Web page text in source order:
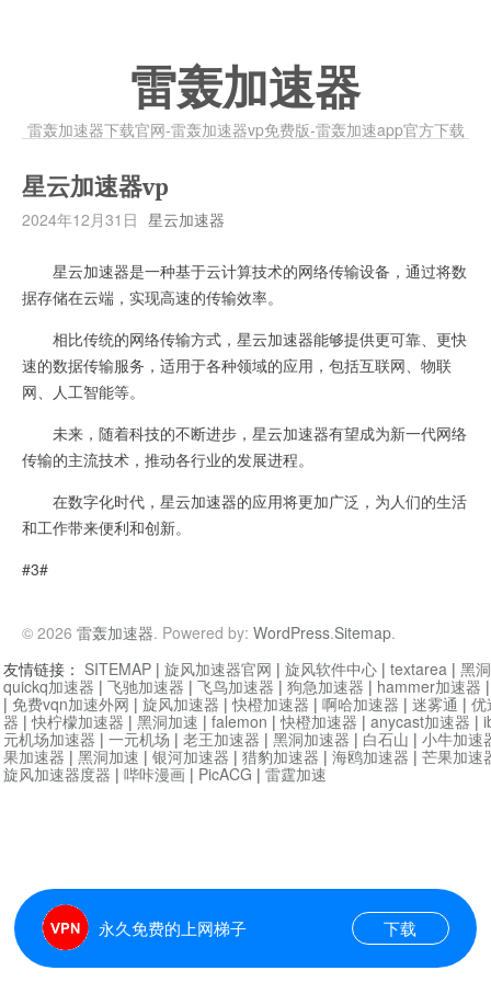
雷轰加速器
雷轰加速器下载官网-雷轰加速器vp免费版-雷轰加速app官方下载
星云加速器vp
2024年12月31日 星云加速器
星云加速器是一种基于云计算技术的网络传输设备，通过将数
据存储在云端，实现高速的传输效率。
相比传统的网络传输方式，星云加速器能够提供更可靠、更快
速的数据传输服务，适用于各种领域的应用，包括互联网、物联
网、人工智能等。
未来，随着科技的不断进步，星云加速器有望成为新一代网络
传输的主流技术，推动各行业的发展进程。
在数字化时代，星云加速器的应用将更加广泛，为人们的生活
和工作带来便利和创新。
#3#
© 2026 雷轰加速器. Powered by: WordPress.Sitemap.
永久免费的上网梯子 下载
友情链接： SITEMAP | 旋风加速器官网 | 旋风软件中心 | textarea | 黑
quickq加速器 | 飞驰加速器 | 飞鸟加速器 | 狗急加速器 | hammer加速器
| 免费vqn加速外网 | 旋风加速器 |快橙加速器 | 啊哈加速器 | 迷雾通 | 优
器 |快柠檬加速器 | 黑洞加速 | falemon |快橙加速器 | anycast加速器 |
元机场加速器 | 一元机场 | 老王加速器 | 黑洞加速器 | 白石山 | 小牛加速
果加速器 | 黑洞加速 | 银河加速器 | 猎豹加速器 | 海鸥加速器 | 芒果加速
旋风加速器度器 | 哔咔漫画 | PicACG | 雷霆加速